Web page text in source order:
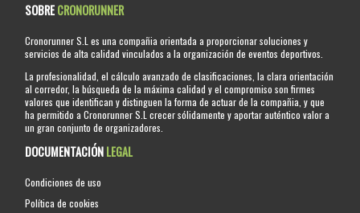
SOBRECRONORUNNER
Cronorunner S.L es una compañia orientada a proporcionar soluciones y
servicios de alta calidad vinculados a la organización de eventos deportivos.
La profesionalidad, el cálculo avanzado de clasificaciones, la clara orientación
al corredor, la búsqueda de la máxima calidad y el compromiso son firmes
valores que identifican y distinguen la forma de actuar de la compañia, y que
ha permitido a Cronorunner S.L crecer sólidamente y aportar auténtico valor a
un gran conjunto de organizadores.
DOCUMENTACIÓNLEGAL
Condiciones de uso
Política de cookies